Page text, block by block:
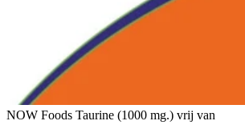
NOW Foods Taurine (1000 mg.) vrij van